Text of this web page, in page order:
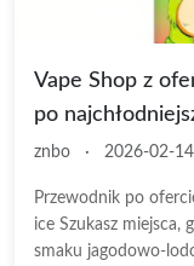
Vape Shop z
po
znbo · 2026-02-14
Przewodnik po
ice Szukasz miejsca,
smaku jagodowo-